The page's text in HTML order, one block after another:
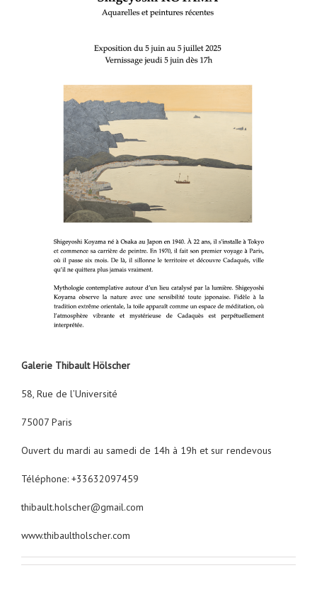
Galerie Thibault Hölscher
58, Rue de l’Université
75007 Paris
Ouvert du mardi au samedi de 14h à 19h et sur rendevous
Téléphone: +33632097459
thibault.holscher@gmail.com
www.thibaultholscher.com